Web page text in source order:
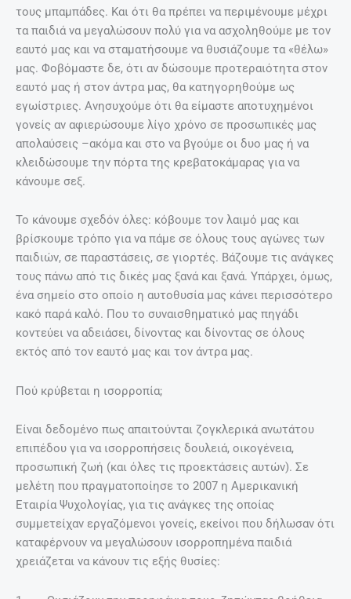
τους μπαμπάδες. Και ότι θα πρέπει να περιμένουμε μέχρι
τα παιδιά να μεγαλώσουν πολύ για να ασχοληθούμε με τον
εαυτό μας και να σταματήσουμε να θυσιάζουμε τα «θέλω»
μας. Φοβόμαστε δε, ότι αν δώσουμε προτεραιότητα στον
εαυτό μας ή στον άντρα μας, θα κατηγορηθούμε ως
εγωίστριες. Ανησυχούμε ότι θα είμαστε αποτυχημένοι
γονείς αν αφιερώσουμε λίγο χρόνο σε προσωπικές μας
απολαύσεις –ακόμα και στο να βγούμε οι δυο μας ή να
κλειδώσουμε την πόρτα της κρεβατοκάμαρας για να
κάνουμε σεξ.
Το κάνουμε σχεδόν όλες: κόβουμε τον λαιμό μας και
βρίσκουμε τρόπο για να πάμε σε όλους τους αγώνες των
παιδιών, σε παραστάσεις, σε γιορτές. Βάζουμε τις ανάγκες
τους πάνω από τις δικές μας ξανά και ξανά. Υπάρχει, όμως,
ένα σημείο στο οποίο η αυτοθυσία μας κάνει περισσότερο
κακό παρά καλό. Που το συναισθηματικό μας πηγάδι
κοντεύει να αδειάσει, δίνοντας και δίνοντας σε όλους
εκτός από τον εαυτό μας και τον άντρα μας.
Πού κρύβεται η ισορροπία;
Είναι δεδομένο πως απαιτούνται ζογκλερικά ανωτάτου
επιπέδου για να ισορροπήσεις δουλειά, οικογένεια,
προσωπική ζωή (και όλες τις προεκτάσεις αυτών). Σε
μελέτη που πραγματοποίησε το 2007 η Αμερικανική
Εταιρία Ψυχολογίας, για τις ανάγκες της οποίας
συμμετείχαν εργαζόμενοι γονείς, εκείνοι που δήλωσαν ότι
καταφέρνουν να μεγαλώσουν ισορροπημένα παιδιά
χρειάζεται να κάνουν τις εξής θυσίες: